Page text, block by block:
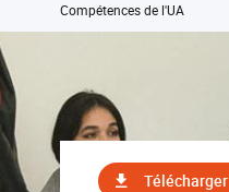
Compétences de l'UA
Télécharger